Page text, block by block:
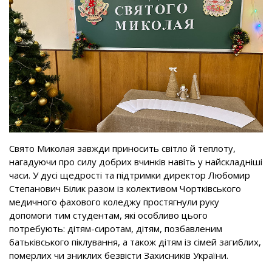
Свято Миколая завжди приносить світло й теплоту,
нагадуючи про силу добрих вчинків навіть у найскладніші
часи. У дусі щедрості та підтримки директор Любомир
Степанович Білик разом із колективом Чортківського
медичного фахового коледжу простягнули руку
допомоги тим студентам, які особливо цього
потребують: дітям-сиротам, дітям, позбавленим
батьківського піклування, а також дітям із сімей загиблих,
померлих чи зниклих безвісти Захисників України.